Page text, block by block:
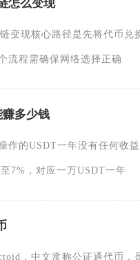
怎么变现
变现核心路径是先将代币
流程需确保网络选择正确
赚多少钱
作的USDT一年没有任何收
7%，对应一万USDT一年
，中文常称公证通代币，